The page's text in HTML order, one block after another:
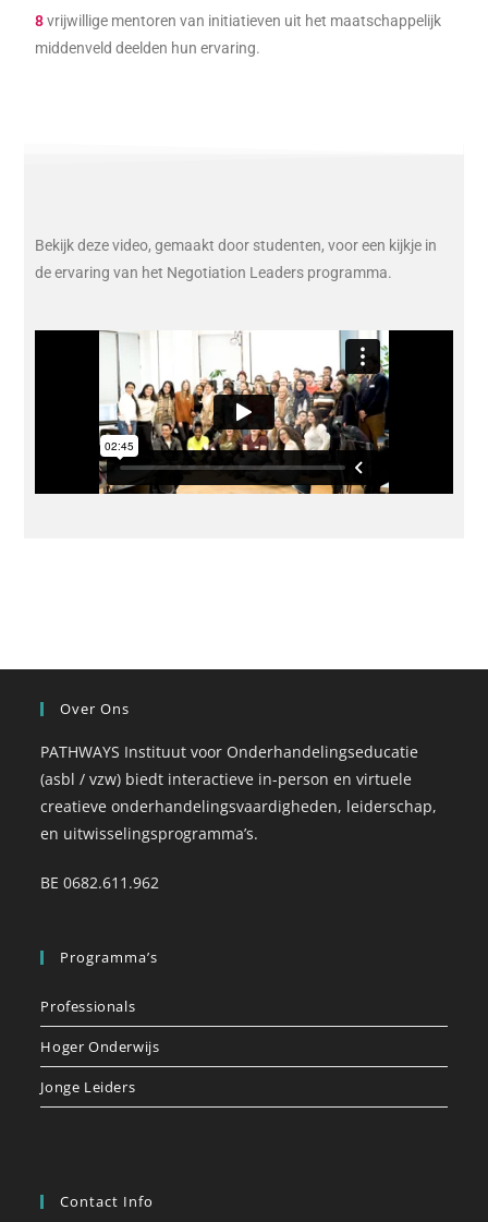
8vrijwillige mentoren van initiatieven uit het maatschappelijk
middenveld deelden hun ervaring.
Bekijk deze video, gemaakt door studenten, voor een kijkje in
de ervaring van het Negotiation Leaders programma.
Over Ons
PATHWAYS Instituut voor Onderhandelingseducatie
(asbl / vzw) biedt interactieve in-person en virtuele
creatieve onderhandelingsvaardigheden, leiderschap,
en uitwisselingsprogramma’s.
BE 0682.611.962
Programma’s
Professionals
Hoger Onderwijs
Jonge Leiders
Contact Info